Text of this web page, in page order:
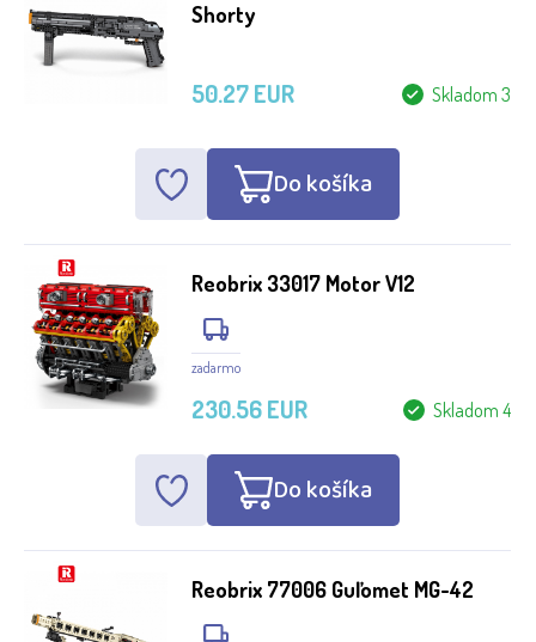
Shorty
Skladom 3
50.27 EUR
Do košíka
Reobrix 33017 Motor V12
zadarmo
Skladom 4
230.56 EUR
Do košíka
Reobrix 77006 Guľomet MG-42